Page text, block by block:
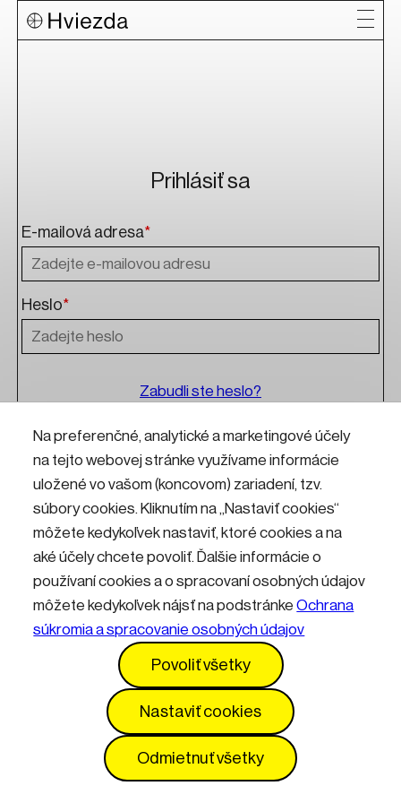
Na preferenčné, analytické a marketingové účely
na tejto webovej stránke využívame informácie
uložené vo vašom (koncovom) zariadení, tzv.
súbory cookies. Kliknutím na „Nastaviť cookies“
môžete kedykoľvek nastaviť, ktoré cookies a na
aké účely chcete povoliť. Ďalšie informácie o
používaní cookies a o spracovaní osobných údajov
môžete kedykoľvek nájsť na podstránkeOchrana
súkromia a spracovanie osobných údajov
Povoliť všetky
Nastaviť cookies
Odmietnuť všetky
Prihlásiť sa
E-mailová adresa*
Heslo*
Zabudli ste heslo?
Přihlásit
Kontakty Informácie pre návštevníkov
Prevádzkový poriadok
Vyhlásenie o prístupnosti Služby
Nastavenia cookies